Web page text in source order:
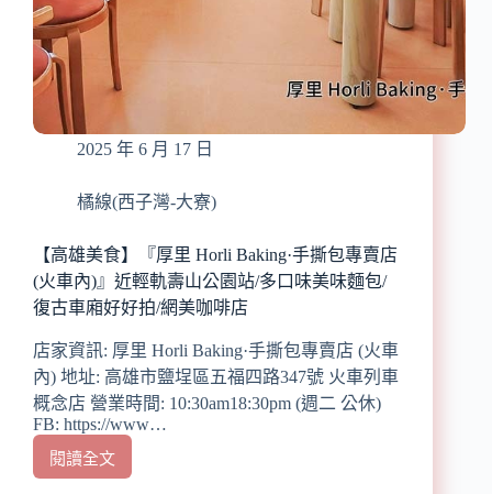
站、
瑞
豐
夜
市/
在
地
年
氣
麵
店/
平
價、
CP
值
高/
大
推
牛
2025 年 6 月 17 日
橘線(西子灣-大寮)
【高雄美食】『厚里 Horli Baking·手撕包專賣店
(火車內)』近輕軌壽山公園站/多口味美味麵包/
復古車廂好好拍/網美咖啡店
店家資訊: 厚里 Horli Baking·手撕包專賣店 (火車
內) 地址: 高雄市鹽埕區五福四路347號 火車列車
概念店 營業時間: 10:30am18:30pm (週二 公休)
FB: https://www…
閱讀全文
【高